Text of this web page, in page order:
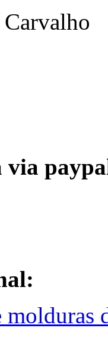
Carvalho
via
molduras